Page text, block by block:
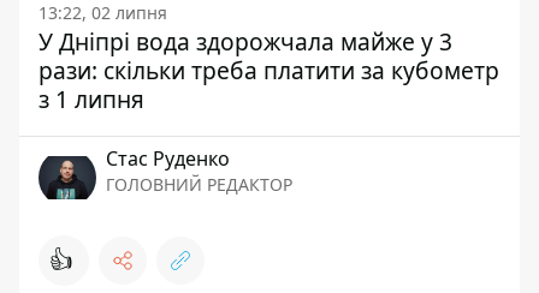
13:22, 02 липня
У Дніпрі вода здорожчала майже у 3
рази: скільки треба платити за кубометр
з 1 липня
Стас Руденко
ГОЛОВНИЙ РЕДАКТОР
👍